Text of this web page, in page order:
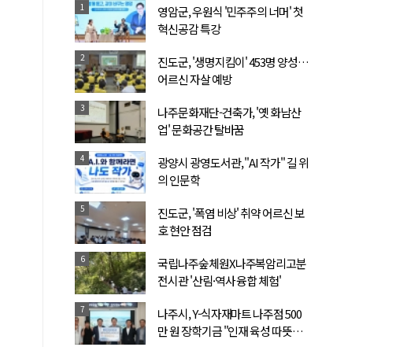
1
영암군, 우원식 '민주주의 너머' 첫
혁신공감 특강
2
진도군, '생명지킴이' 453명 양성…
어르신 자살 예방
3
나주문화재단-건축가, '옛 화남산
업' 문화공간 탈바꿈
4
광양시 광영도서관, "AI 작가" 길 위
의 인문학
5
진도군, '폭염 비상' 취약 어르신 보
호 현안 점검
6
국립나주숲체원X나주복암리고분
전시관 '산림·역사 융합 체험'
7
나주시, Y-식자재마트 나주점 500
만 원 장학기금 "인재 육성 따뜻한